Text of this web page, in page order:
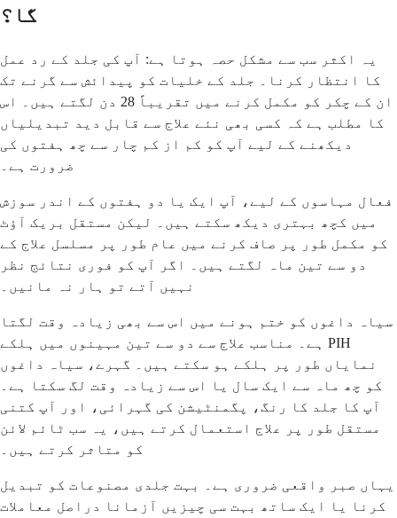
گا؟
یہ اکثر سب سے مشکل حصہ ہوتا ہے: آپ کی جلد کے رد عمل
کا انتظار کرنا۔ جلد کے خلیات کو پیدائش سے گرنے تک
ان کے چکر کو مکمل کرنے میں تقریباً 28 دن لگتے ہیں۔ اس
کا مطلب ہے کہ کسی بھی نئے علاج سے قابل دید تبدیلیاں
دیکھنے کے لیے آپ کو کم از کم چار سے چھ ہفتوں کی
ضرورت ہے۔
فعال مہاسوں کے لیے، آپ ایک یا دو ہفتوں کے اندر سوزش
میں کچھ بہتری دیکھ سکتے ہیں۔ لیکن مستقل بریک آؤٹ
کو مکمل طور پر صاف کرنے میں عام طور پر مسلسل علاج کے
دو سے تین ماہ لگتے ہیں۔ اگر آپ کو فوری نتائج نظر
نہیں آتے تو ہار نہ مانیں۔
سیاہ داغوں کو ختم ہونے میں اس سے بھی زیادہ وقت لگتا
ہے۔ مناسب علاج سے دو سے تین مہینوں میں ہلکے PIH
نمایاں طور پر ہلکے ہو سکتے ہیں۔ گہرے، سیاہ داغوں
کو چھ ماہ سے ایک سال یا اس سے زیادہ وقت لگ سکتا ہے۔
آپ کا جلد کا رنگ، پگمنٹیشن کی گہرائی، اور آپ کتنی
مستقل طور پر علاج استعمال کرتے ہیں، یہ سب ٹائم لائن
کو متاثر کرتے ہیں۔
یہاں صبر واقعی ضروری ہے۔ بہت جلدی مصنوعات کو تبدیل
کرنا یا ایک ساتھ بہت سی چیزیں آزمانا دراصل معاملات